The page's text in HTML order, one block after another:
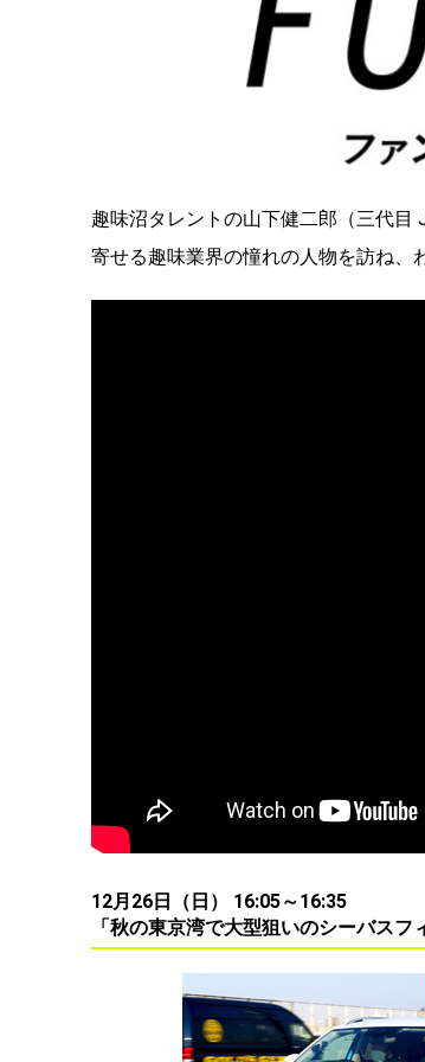
趣味沼タレントの山下健二郎（三代目
寄せる趣味業界の憧れの人物を訪ね、
12月26日（日） 16:05～16:35
「秋の東京湾で大型狙いのシーバスフ